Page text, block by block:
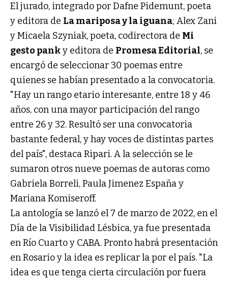
El jurado, integrado por Dafne Pidemunt, poeta
y editora de La mariposa y la iguana; Alex Zani
y Micaela Szyniak, poeta, codirectora de Mi
gesto panky editora de Promesa Editorial, se
encargó de seleccionar 30 poemas entre
quienes se habían presentado a la convocatoria.
"Hay un rango etario interesante, entre 18 y 46
años, con una mayor participación del rango
entre 26 y 32. Resultó ser una convocatoria
bastante federal, y hay voces de distintas partes
del país", destaca Ripari. A la selección se le
sumaron otros nueve poemas de autoras como
Gabriela Borreli, Paula Jimenez España y
Mariana Komiseroff.
La antología se lanzó el 7 de marzo de 2022, en el
Día de la Visibilidad Lésbica, ya fue presentada
en Río Cuarto y CABA. Pronto habrá presentación
en Rosario y la idea es replicar la por el país. "La
idea es que tenga cierta circulación por fuera